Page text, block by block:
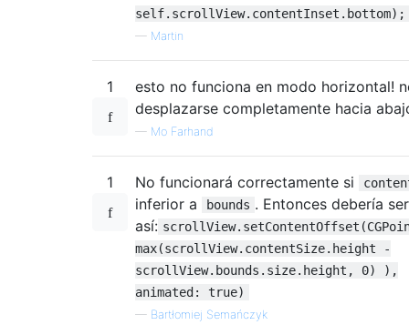
self.scrollView.contentInset.bottom);
— Martin
1
esto no funciona en modo horizontal!
desplazarse completamente hacia
— Mo Farhand
1 No funcionará correctamente si
inferior a bounds . Entonces debería ser
así:
max(scrollView.contentSize.height -
scrollView.bounds.size.height, 0) ),
animated: true)
— Bartłomiej Semańczyk